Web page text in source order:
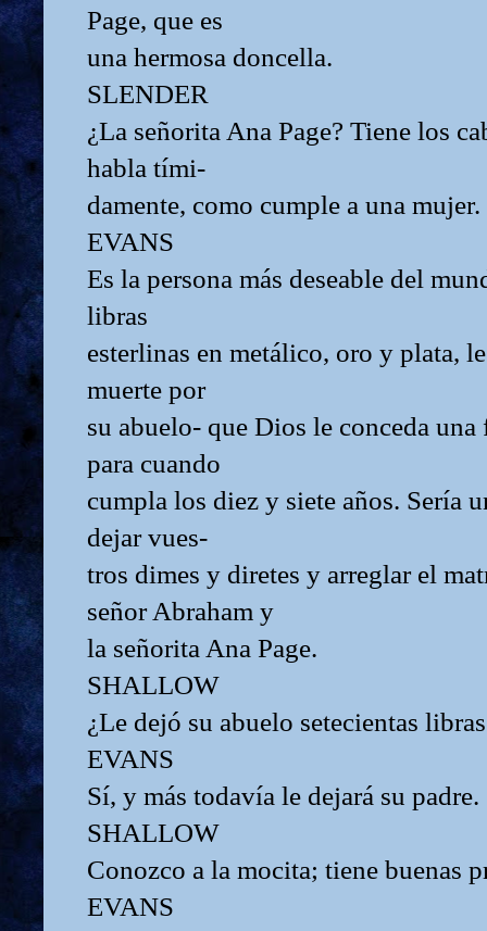
Page, que es
una hermosa doncella.
SLENDER
¿La señorita Ana Page? Tiene los
habla tími-
damente, como cumple a una mujer.
EVANS
Es la persona más deseable del
libras
esterlinas en metálico, oro y plata,
muerte por
su abuelo- que Dios le conceda
para cuando
cumpla los diez y siete años. Sería
dejar vues-
tros dimes y diretes y arreglar el
señor Abraham y
la señorita Ana Page.
SHALLOW
¿Le dejó su abuelo setecientas
EVANS
Sí, y más todavía le dejará su padre.
SHALLOW
Conozco a la mocita; tiene buenas
EVANS